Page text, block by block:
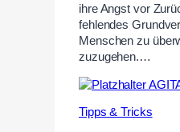
ihre Angst vor
fehlendes
Menschen zu
zuzugehen.…
Tipps & Tricks